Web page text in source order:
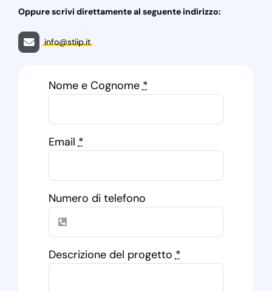
Oppure scrivi direttamente al seguente indirizzo:
info@stiip.it
Nome e Cognome*
Email*
Numero di telefono
Descrizione del progetto*